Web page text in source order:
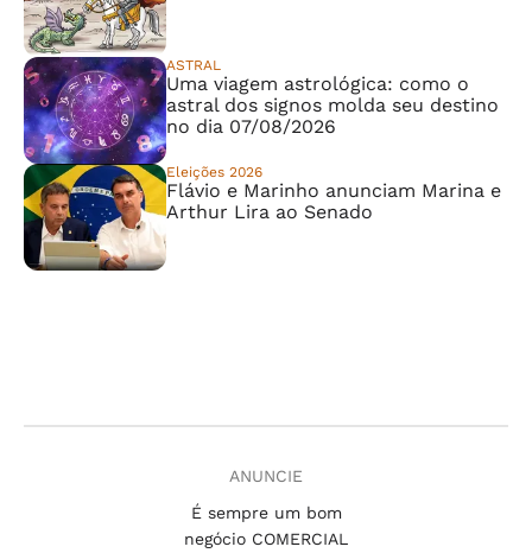
ASTRAL
Uma viagem astrológica: como o
astral dos signos molda seu destino
no dia 07/08/2026
Eleições 2026
Flávio e Marinho anunciam Marina e
Arthur Lira ao Senado
ANUNCIE
É sempre um bom
negócio COMERCIAL